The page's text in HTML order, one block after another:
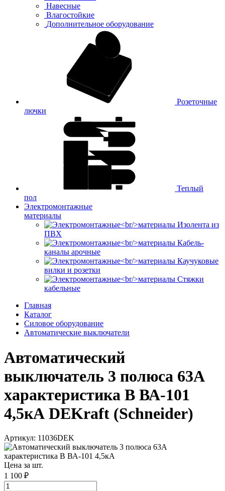
Навесные
Влагостойкие
Дополнительное оборудование
Розеточные
лючки
Теплый
пол
Электромонтажные
материалы
Изолента из
ПВХ
Кабель-
каналы арочные
Каучуковые
вилки и розетки
Стяжки
кабельные
Главная
Каталог
Силовое оборудование
Автоматические выключатели
Автоматический
выключатель 3 полюса 63А
характеристика B ВА-101
4,5кА DEKraft (Schneider)
Артикул: 11036DEK
Цена за шт.
1 100 ₽